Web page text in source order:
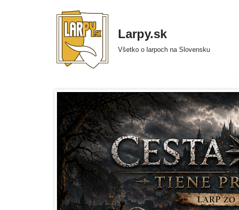
Larpy.sk
Všetko o larpoch na Slovensku